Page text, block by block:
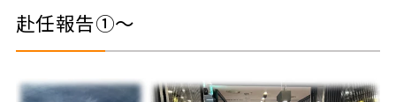
赴任報告①～